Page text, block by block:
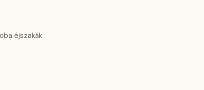
éjszakák